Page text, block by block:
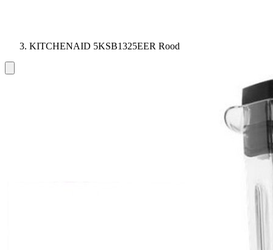
KITCHENAID 5KSB1325EER Rood